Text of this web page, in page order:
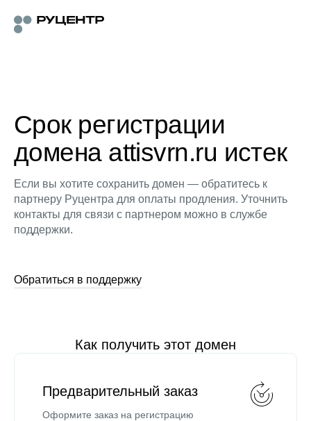
Срок регистрации
домена attisvrn.ru истек
Если вы хотите сохранить домен — обратитесь к
партнеру Руцентра для оплаты продления. Уточнить
контакты для связи с партнером можно в службе
поддержки.
Обратиться в поддержку
Как получить этот домен
Предварительный заказ
Оформите заказ на регистрацию